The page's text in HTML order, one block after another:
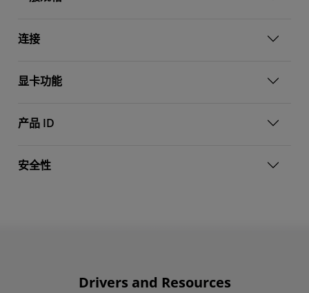
连接
显卡功能
产品 ID
安全性
Drivers and Resources